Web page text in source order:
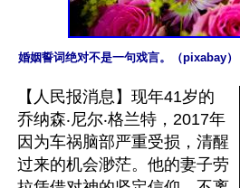
婚姻誓词绝对不是一句戏言。（pixabay）
【人民报消息】现年41岁的
乔纳森‧尼尔‧格兰特，2017年
因为车祸脑部严重受损，清醒
过来的机会渺茫。他的妻子劳